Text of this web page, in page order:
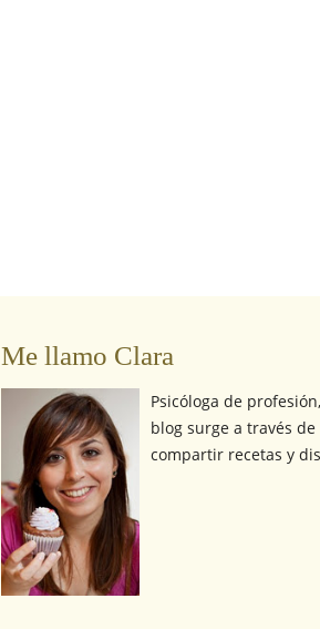
Me llamo Clara
Psicóloga de
blog surge a través
compartir recetas y